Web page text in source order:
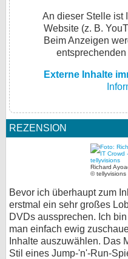
An dieser Stelle ist
Website (z. B.
Beim Anzeigen
Externe Inhalte
REZENSION
Richard
© tellyvisions
Bevor ich überhaupt zum
erstmal ein sehr großes
DVDs aussprechen. Ich
man einfach ewig
Inhalte auszuwählen. Das
Stil eines Jump-'n'-Run-